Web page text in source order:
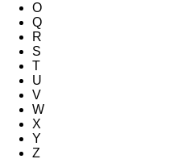
O
Q
R
S
T
U
V
W
X
Y
Z